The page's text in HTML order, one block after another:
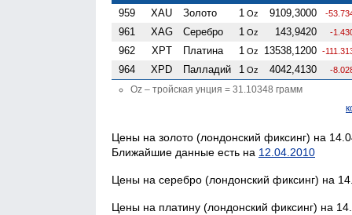
959
XAU Золото 1 Oz 9109,3000 -
961 XAG Серебро 1 Oz 143,9420 -
962 XPT Платина 1 Oz 13538,1200 -
964 XPD Палладий 1 Oz 4042,4130 -
Oz – тройская унция = 31.10348 грамм
Цены на золото (лондонский фиксинг) на
Ближайшие данные есть на 12.04.2010
Цены на серебро (лондонский фиксинг) на
Цены на платину (лондонский фиксинг) на